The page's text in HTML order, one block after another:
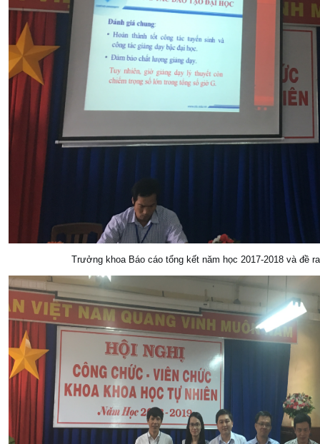
Trưởng khoa Báo cáo tổng kết năm học 2017-2018 và đề